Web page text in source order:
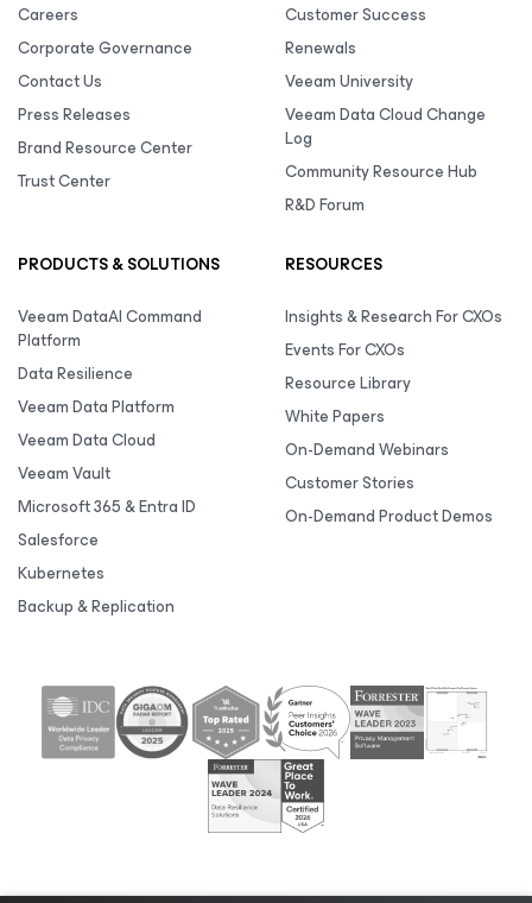
Careers
Corporate Governance
Contact Us
Press Releases
Brand Resource Center
Trust Center
Customer Success
Renewals
Veeam University
Veeam Data Cloud Change
Log
Community Resource Hub
R&D Forum
PRODUCTS & SOLUTIONS
Veeam DataAI Command
Platform
Data Resilience
Veeam Data Platform
Veeam Data Cloud
Veeam Vault
Microsoft 365 & Entra ID
Salesforce
Kubernetes
Backup & Replication
RESOURCES
Insights & Research For CXOs
Events For CXOs
Resource Library
White Papers
On-Demand Webinars
Customer Stories
On-Demand Product Demos